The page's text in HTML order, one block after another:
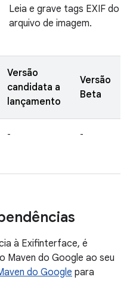
Leia e grave tags EXIF do
arquivo de imagem.
Versão
candidata a
lançamento
Versão
Beta
- -
à Exifinterface, é
Maven do Google ao seu
do Google para